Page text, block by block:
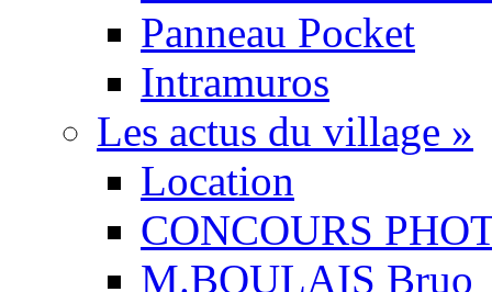
Panneau Pocket
Intramuros
Les actus du village »
Location
CONCOURS
M.BOULAIS Bruo